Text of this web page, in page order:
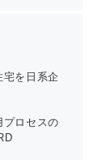
を日系企
プロセスの